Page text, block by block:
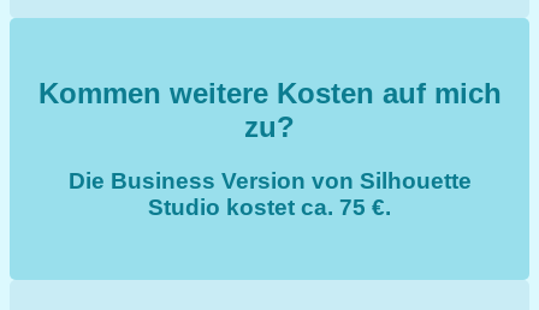
Kommen weitere Kosten auf mich
zu?
Die Business Version von Silhouette
Studio kostet ca. 75 €.